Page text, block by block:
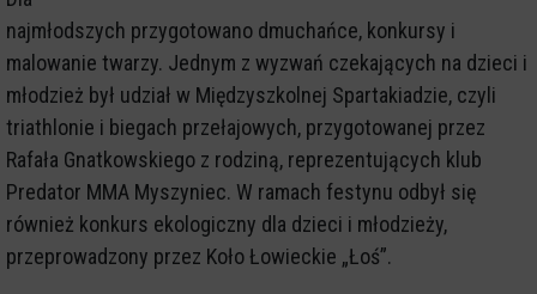
najmłodszych przygotowano dmuchańce, konkursy i
malowanie twarzy. Jednym z wyzwań czekających na dzieci i
młodzież był udział w Międzyszkolnej Spartakiadzie, czyli
triathlonie i biegach przełajowych, przygotowanej przez
Rafała Gnatkowskiego z rodziną, reprezentujących klub
Predator MMA Myszyniec. W ramach festynu odbył się
również konkurs ekologiczny dla dzieci i młodzieży,
przeprowadzony przez Koło Łowieckie „Łoś”.